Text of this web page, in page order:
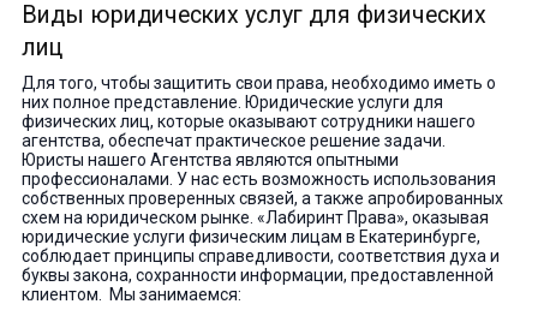
Виды юридических услуг для физических
лиц
Для того, чтобы защитить свои права, необходимо иметь о
них полное представление. Юридические услуги для
физических лиц, которые оказывают сотрудники нашего
агентства, обеспечат практическое решение задачи.
Юристы нашего Агентства являются опытными
профессионалами. У нас есть возможность использования
собственных проверенных связей, а также апробированных
схем на юридическом рынке. «Лабиринт Права», оказывая
юридические услуги физическим лицам в Екатеринбурге,
соблюдает принципы справедливости, соответствия духа и
буквы закона, сохранности информации, предоставленной
клиентом. Мы занимаемся: